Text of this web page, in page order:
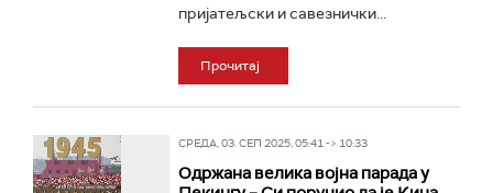
пријатељски и савезнички...
Прочитај
СРЕДА, 03. СЕП 2025, 05:41 -> 10:33
Одржана велика војна парада у